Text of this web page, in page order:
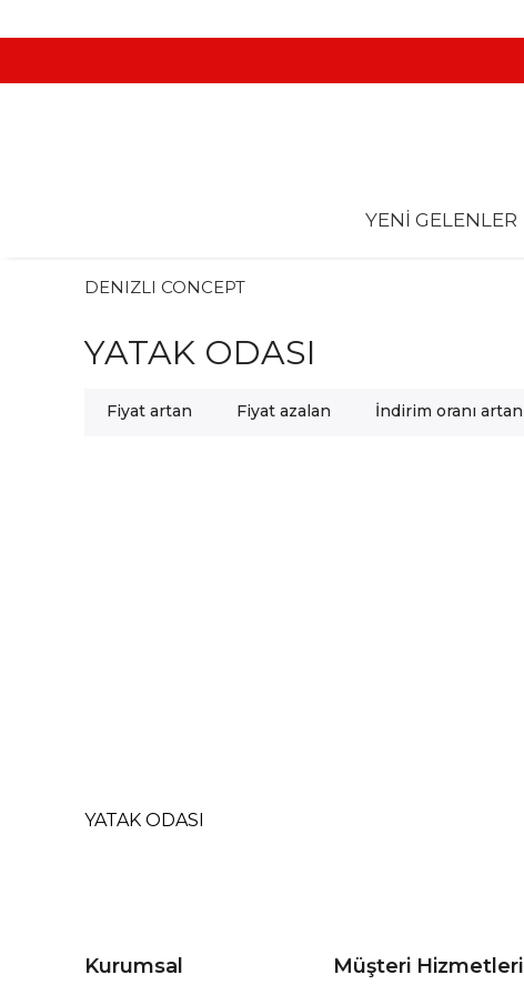
YENİ GELENLER
DENIZLI CONCEPT
YATAK ODASI
Fiyat artan Fiyat azalan İndirim oranı artan
YATAK ODASI
Kurumsal Müşteri Hizmetleri